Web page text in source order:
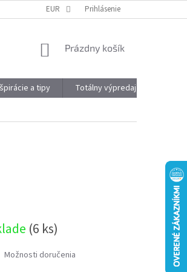
OBJEMOVÉ ZĽAVY VÝHODY REGISTRÁCIE
EUR Prihlásenie
NÁKUPNÝ
Prázdny košík
a tipy Totálny výpredaj
(6 ks)
Možnosti doručenia